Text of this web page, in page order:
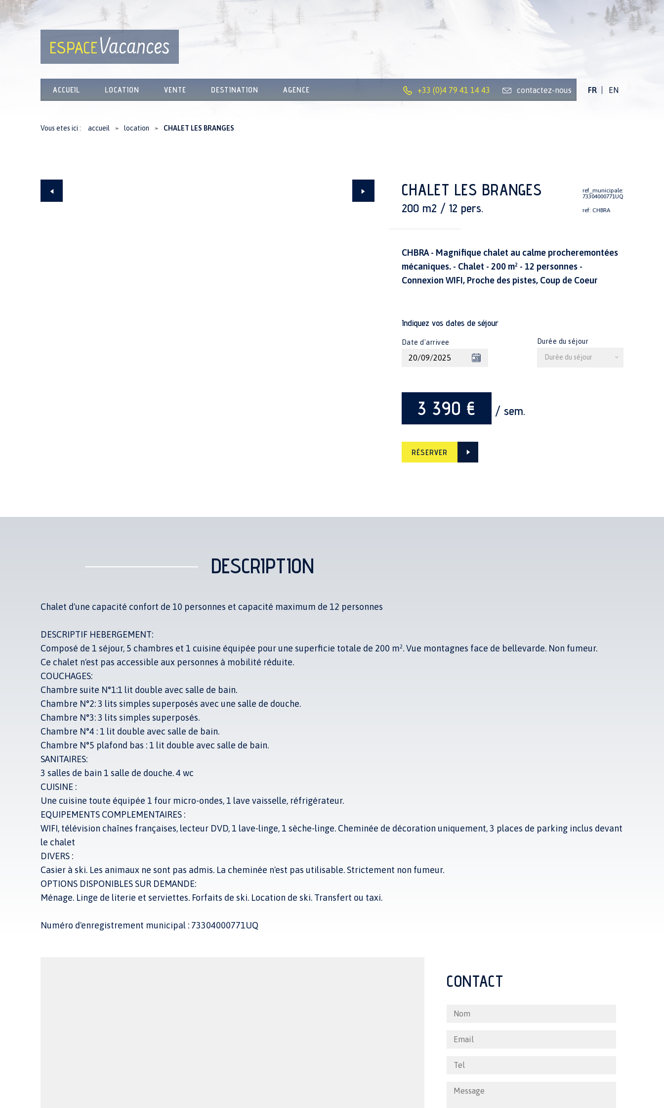
ACCUEIL LOCATION VENTE DESTINATION AGENCE +33 (0)4 79 41 14 43 contactez-nous FR EN
Vous etes ici : accueil ≫ location ≫ CHALET LES BRANGES
CHALET LES BRANGES
200 m2 / 12 pers.
ref_municipale:
73304000771UQ
ref: CHBRA
CHBRA - Magnifique chalet au calme procheremontées
mécaniques. - Chalet - 200 m² - 12 personnes -
Connexion WIFI, Proche des pistes, Coup de Coeur
Indiquez vos dates de séjour
Date d'arrivee
Durée du séjour
Durée du séjour
3 390 € / sem.
RÉSERVER
DESCRIPTION
Chalet d'une capacité confort de 10 personnes et capacité maximum de 12 personnes
DESCRIPTIF HEBERGEMENT:
Composé de 1 séjour, 5 chambres et 1 cuisine équipée pour une superficie totale de 200 m². Vue montagnes face de bellevarde. Non fumeur.
Ce chalet n'est pas accessible aux personnes à mobilité réduite.
COUCHAGES:
Chambre suite N°1:1 lit double avec salle de bain.
Chambre N°2: 3 lits simples superposés avec une salle de douche.
Chambre N°3: 3 lits simples superposés.
Chambre N°4 : 1 lit double avec salle de bain.
Chambre N°5 plafond bas : 1 lit double avec salle de bain.
SANITAIRES:
3 salles de bain 1 salle de douche. 4 wc
CUISINE :
Une cuisine toute équipée 1 four micro-ondes, 1 lave vaisselle, réfrigérateur.
EQUIPEMENTS COMPLEMENTAIRES :
WIFI, télévision chaînes françaises, lecteur DVD, 1 lave-linge, 1 sèche-linge. Cheminée de décoration uniquement, 3 places de parking inclus devant
le chalet
DIVERS :
Casier à ski. Les animaux ne sont pas admis. La cheminée n'est pas utilisable. Strictement non fumeur.
OPTIONS DISPONIBLES SUR DEMANDE:
Ménage. Linge de literie et serviettes. Forfaits de ski. Location de ski. Transfert ou taxi.
Numéro d'enregistrement municipal : 73304000771UQ
CONTACT